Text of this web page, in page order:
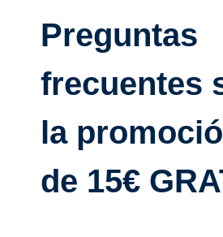
Preguntas
frecuentes
la
de 15€